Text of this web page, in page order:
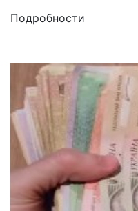
Подробности